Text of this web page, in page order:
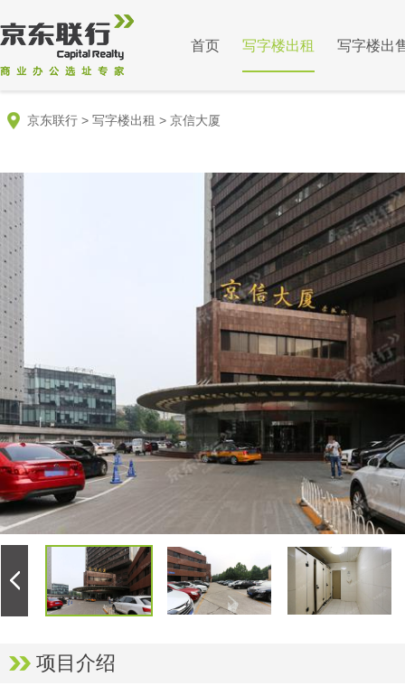
首页 写字楼出租 写字楼出
京东联行 > 写字楼出租 > 京信大厦
项目介绍